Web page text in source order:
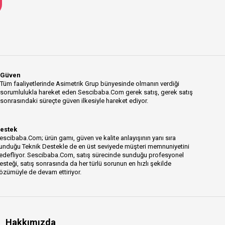
Güven
Tüm faaliyetlerinde Asimetrik Grup bünyesinde olmanın verdiği
sorumlulukla hareket eden Sescibaba.Com gerek satış, gerek satış
sonrasındaki süreçte güven ilkesiyle hareket ediyor.
ürün gamı, güven ve kalite anlayışının yanı sıra
Teknik Destekle de en üst seviyede müşteri memnuniyetini
Sescibaba.Com, satış sürecinde sunduğu profesyonel
satış sonrasında da her türlü sorunun en hızlı şekilde
de devam ettiriyor.
Hakkımızda